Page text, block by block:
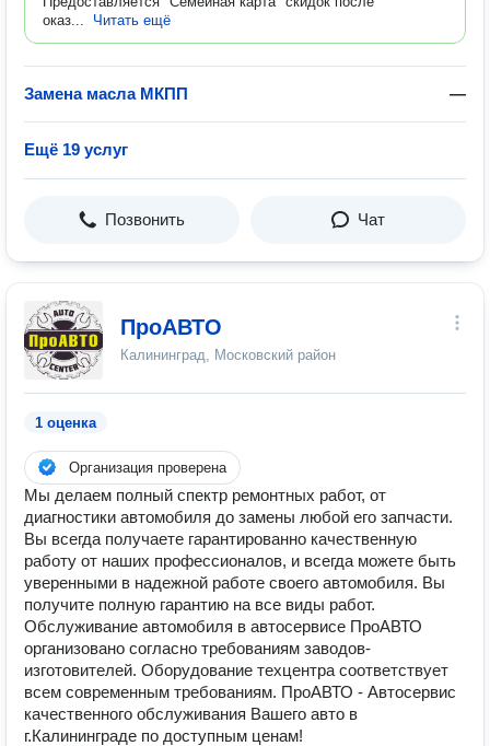
оказ...
Читать ещё
Замена масла МКПП —
Ещё 19 услуг
Позвонить Чат
ПроАВТО
Калининград, Московский район
1 оценка
Организация проверена
Мы делаем полный спектр ремонтных работ, от
диагностики автомобиля до замены любой его запчасти.
Вы всегда получаете гарантированно качественную
работу от наших профессионалов, и всегда можете быть
уверенными в надежной работе своего автомобиля. Вы
получите полную гарантию на все виды работ.
Обслуживание автомобиля в автосерв исе ПроАВТО
организовано согласно требованиям заводов-
изготовителей. Оборудование техцентра соответствует
всем современным требованиям. ПроАВТО - Автосервис
качественного обслуживания Вашего авто в
г.Калининграде по доступным ценам!